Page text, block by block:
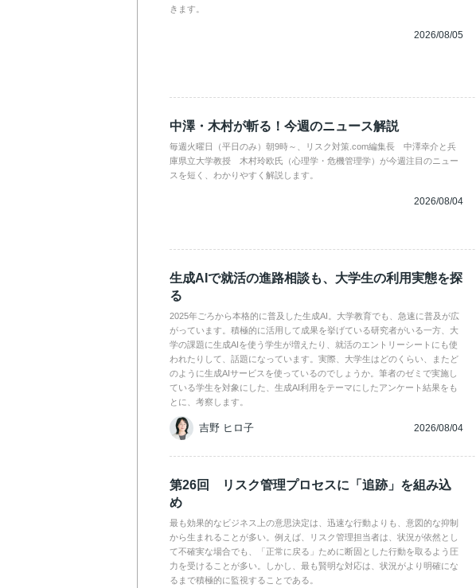
きます。
2026/08/05
中澤・木村が斬る！今週のニュース解説
毎週火曜日（平日のみ）朝9時～、リスク対策.com編集長 中澤幸介と兵
庫県立大学教授 木村玲欧氏（心理学・危機管理学）が今週注目のニュー
スを短く、わかりやすく解説します。
2026/08/04
生成AIで就活の進路相談も、大学生の利用実態を探
る
2025年ごろから本格的に普及した生成AI。大学教育でも、急速に普及が広
がっています。積極的に活用して成果を挙げている研究者がいる一方、大
学の課題に生成AIを使う学生が増えたり、就活のエントリーシートにも使
われたりして、話題になっています。実際、大学生はどのくらい、またど
のように生成AIサービスを使っているのでしょうか。筆者のゼミで実施し
ている学生を対象にした、生成AI利用をテーマにしたアンケート結果をも
とに、考察します。
吉野 ヒロ子 2026/08/04
第26回 リスク管理プロセスに「追跡」を組み込
め
最も効果的なビジネス上の意思決定は、迅速な行動よりも、意図的な抑制
から生まれることが多い。例えば、リスク管理担当者は、状況が依然とし
て不確実な場合でも、「正常に戻る」ために断固とした行動を取るよう圧
力を受けることが多い。しかし、最も賢明な対応は、状況がより明確にな
るまで積極的に監視することである。